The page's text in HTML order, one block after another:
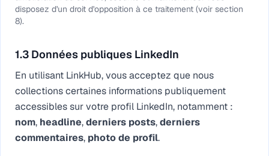
disposez d'un droit d'opposition à ce traitement (voir section
8).
1.3 Données publiques LinkedIn
En utilisant LinkHub, vous acceptez que nous
collections certaines informations publiquement
accessibles sur votre profil LinkedIn, notamment :
nom, headline,derniers posts,derniers
commentaires, photo de profil.